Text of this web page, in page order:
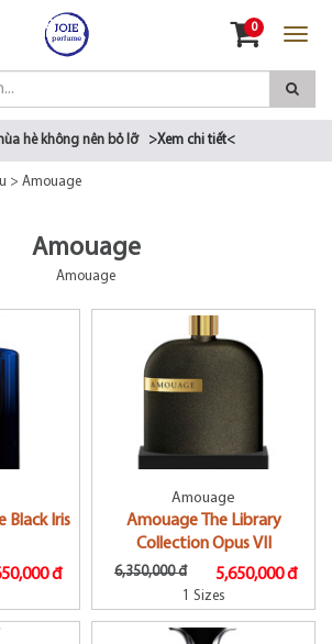
0
hè không nên bỏ lỡ >Xem chi tiết<
> Amouage
Amouage
Amouage
Black Iris
đ
Amouage
Amouage The Library
Collection Opus VII
6,350,000 đ 5,650,000 đ
1 Sizes